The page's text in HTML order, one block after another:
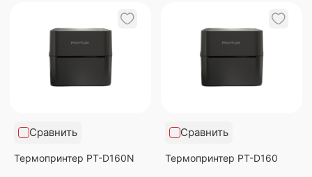
Сравнить
Термопринтер PT-D160N
Сравнить
Термопринтер PT-D160